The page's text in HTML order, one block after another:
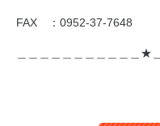
FAX ：0952-37-7648
＿＿＿＿＿＿＿＿＿＿＿★